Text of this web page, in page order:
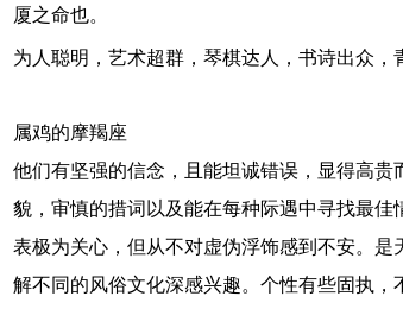
厦之命也。
为人聪明，艺术超群，琴棋达人，书诗出众，
属鸡的摩羯座
他们有坚强的信念，且能坦诚错误，显得高
貌，审慎的措词以及能在每种际遇中寻找最
表极为关心，但从不对虚伪浮饰感到不安。
解不同的风俗文化深感兴趣。个性有些固执